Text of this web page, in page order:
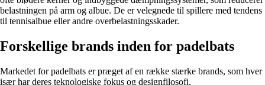
belastningen på arm og albue. De er velegnede til spillere med tendens
til tennisalbue eller andre overbelastningsskader.
Forskellige brands inden for padelbats
Markedet for padelbats er præget af en række stærke brands, som hver
især har deres teknologiske fokus og designfilosofi.